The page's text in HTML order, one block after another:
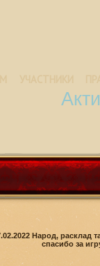
Народ, расклад
спасибо за